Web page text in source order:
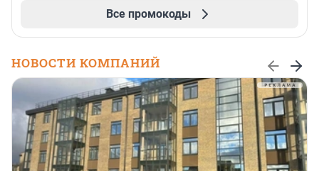
Все промокоды
НОВОСТИ КОМПАНИЙ